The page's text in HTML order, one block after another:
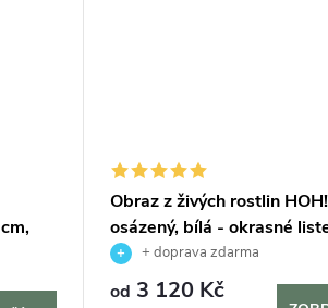
Obraz z živých rostlin
osázený, bílá - okrasné
+ doprava zdarma
od 3 120 Kč